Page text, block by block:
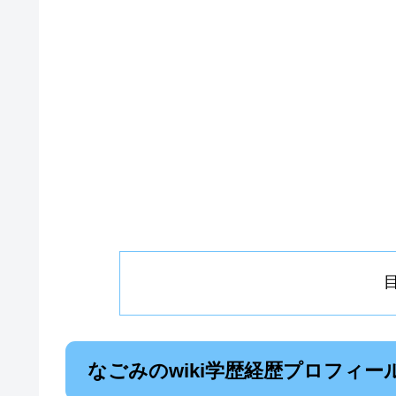
なごみのwiki学歴経歴プロフィー